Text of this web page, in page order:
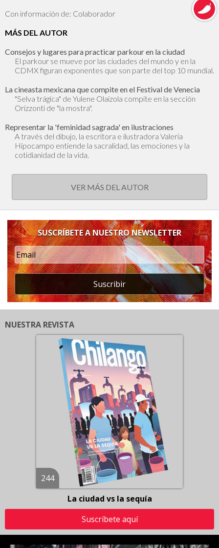
Con información de: Colaborador
MÁS DEL AUTOR
Consejos y lugares para practicar parkour en la ciudad
El parkour se mueve por las ciudades del mundo y en la
CDMX figuran exponentes que son parte del top 10 mundial.
La cineasta mexicana que compite en el Festival de Venecia
"Selva trágica" de Yulene Olaizola compite en la sección
Orizzonti de "la mostra".
Representar la 'feminidad sagrada' en ilustraciones
A través del dibujo, la escritora e ilustradora Valeria
Hipocampo entiende la sacralidad, las emociones y la
cotidianidad de la vida.
VER MÁS DEL AUTOR
SUSCRÍBETE A NUESTRO NEWSLETTER
Suscribir
NUESTRA REVISTA
244
La ciudad vs la sequía
Suscríbete aquí